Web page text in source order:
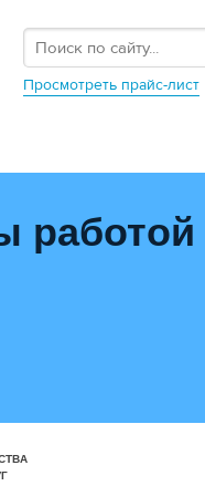
Просмотреть прайс-лист
работой